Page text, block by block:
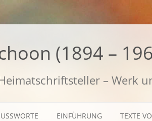
(1894 –
– Werk
EINFÜHRUNG TEXTE